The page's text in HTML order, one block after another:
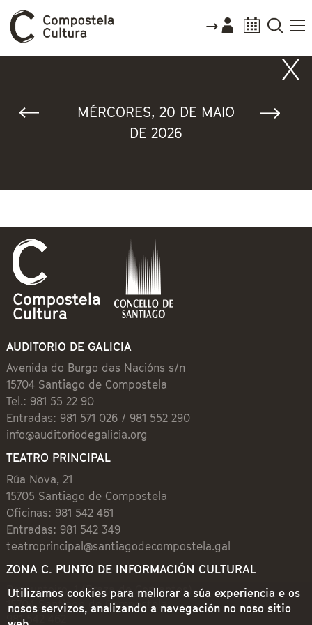
MÉRCORES, 20 DE MAIO
DE 2026
AUDITORIO DE GALICIA
Avenida do Burgo das Nacións s/n
15704 Santiago de Compostela
Tel.: 981 55 22 90
Entradas: 981 571 026 / 981 552 290
info@auditoriodegalicia.org
TEATRO PRINCIPAL
Rúa Nova, 21
15705 Santiago de Compostela
Oficinas: 981 542 461
Entradas: 981 542 349
teatroprincipal@santiagodecompostela.gal
ZONA C. PUNTO DE INFORMACIÓN CULTURAL
Preguntoiro, 1 (Praza de Cervantes)
15704 Santiago de Compostela
981 542 462
Utilizamos cookies para mellorar a súa experiencia e os
nosos servizos, analizando a navegación no noso sitio